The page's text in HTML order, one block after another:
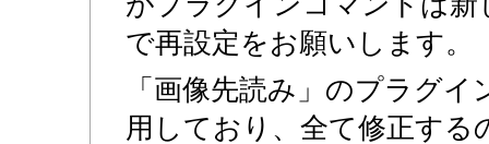
で再設定をお願いします。
「画像先読み」のプラグ
用しており、全て修正する